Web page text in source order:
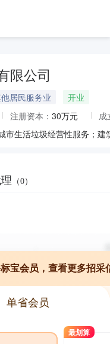
限公司
居民服务业
开业
注册资本： 30万元
成
（0）
宝会员，查看更多招采
单省会员
最划算